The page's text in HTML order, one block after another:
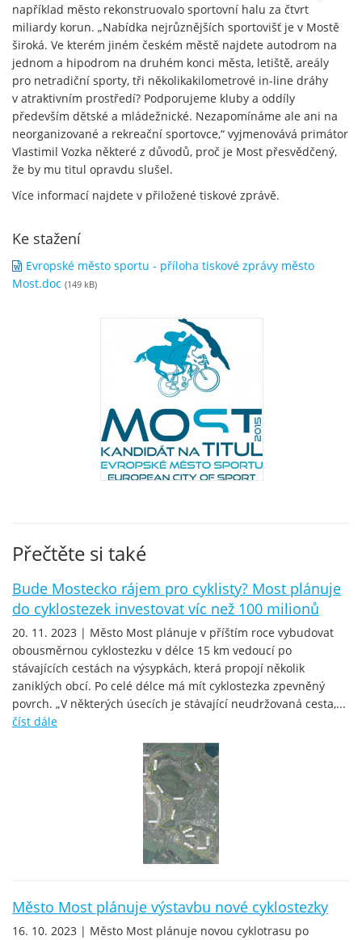
například město rekonstruovalo sportovní halu za čtvrt
miliardy korun. „Nabídka nejrůznějších sportovišť je v Mostě
široká. Ve kterém jiném českém městě najdete autodrom na
jednom a hipodrom na druhém konci města, letiště, areály
pro netradiční sporty, tři několikakilometrové in-line dráhy
v atraktivním prostředí? Podporujeme kluby a oddíly
především dětské a mládežnické. Nezapomínáme ale ani na
neorganizované a rekreační sportovce,“ vyjmenovává primátor
Vlastimil Vozka některé z důvodů, proč je Most přesvědčený,
že by mu titul opravdu slušel.
Více informací najdete v přiložené tiskové zprávě.
Ke stažení
Evropské město sportu - příloha tiskové zprávy město
Most.doc (149 kB)
Přečtěte si také
Bude Mostecko rájem pro cyklisty? Most plánuje
do cyklostezek investovat víc než 100 milionů
20. 11. 2023 | Město Most plánuje v příštím roce vybudovat
obousměrnou cyklostezku v délce 15 km vedoucí po
stávajících cestách na výsypkách, která propojí několik
zaniklých obcí. Po celé délce má mít cyklostezka zpevněný
povrch. „V některých úsecích je stávající neudržovaná cesta,...
číst dále
Město Most plánuje výstavbu nové cyklostezky
16. 10. 2023 | Město Most plánuje novou cyklotrasu po